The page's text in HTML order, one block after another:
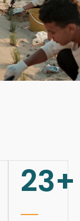
23+